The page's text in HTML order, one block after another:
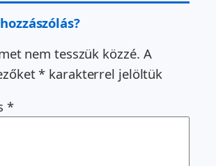
nem tesszük közzé. A
* karakterrel jelöltük
*